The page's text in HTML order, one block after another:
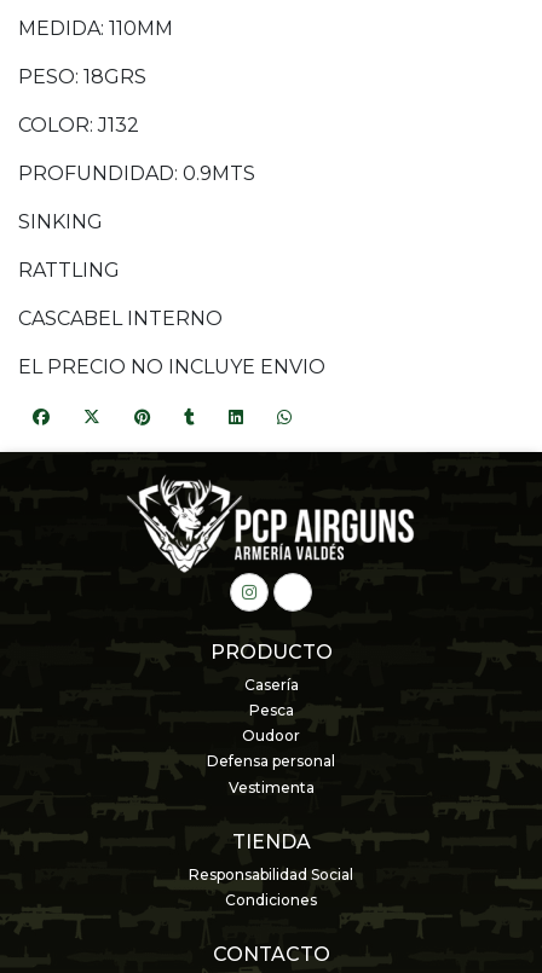
MEDIDA: 110MM
PESO: 18GRS
COLOR: J132
PROFUNDIDAD: 0.9MTS
SINKING
RATTLING
CASCABEL INTERNO
EL PRECIO NO INCLUYE ENVIO
PRODUCTO
Casería
Pesca
Oudoor
Defensa personal
Vestimenta
TIENDA
Responsabilidad Social
Condiciones
CONTACTO